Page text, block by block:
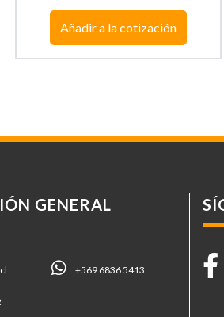
Añadir a la cotización
GENERAL
+569 6836 5413